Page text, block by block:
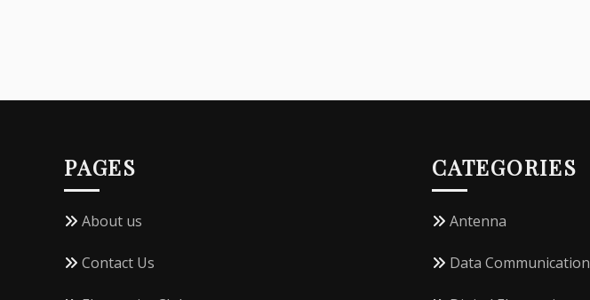
PAGES
About us
Contact Us
CATEGORIES
Antenna
Data Communication